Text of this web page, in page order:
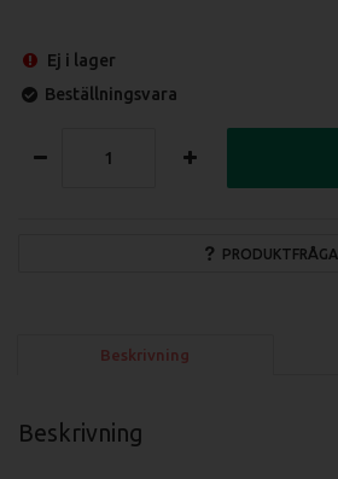
Ej i lager
Beställningsvara
PRODUKTFRÅGA
Beskrivning
Beskrivning